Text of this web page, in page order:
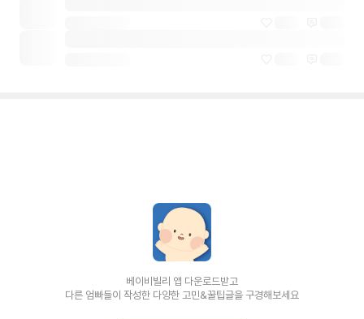
베이비빌리 앱 다운로드받고
다른 엄빠들이 작성한 다양한 고민&꿀팁글을 구경해보세요